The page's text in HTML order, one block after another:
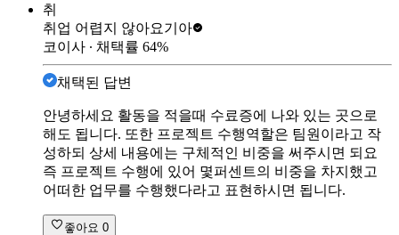
취
취업 어렵지 않아요기아
코이사 ∙ 채택률 64%
채택된 답변
안녕하세요 활동을 적을때 수료증에 나와 있는 곳으로
해도 됩니다. 또한 프로젝트 수행역할은 팀원이라고 작
성하되 상세 내용에는 구체적인 비중을 써주시면 되요
즉 프로젝트 수행에 있어 몇퍼센트의 비중을 차지했고
어떠한 업무를 수행했다라고 표현하시면 됩니다.
좋아요 0